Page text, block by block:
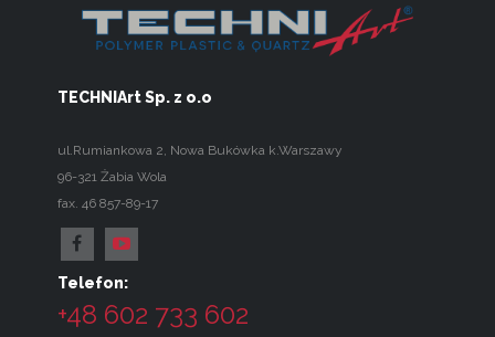
TECHNIArt Sp. z o.o
ul.Rumiankowa 2, Nowa Bukówka k.Warszawy
96-321Żabia Wola
fax. 46 857-89-17
Telefon:
+48 602 733 602